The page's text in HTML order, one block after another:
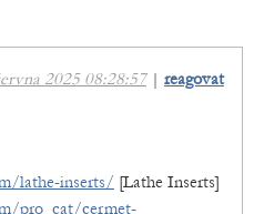
2025 08:28:57| reagovat
lathe-inserts/ [Lathe Inserts]
pro_cat/cermet-